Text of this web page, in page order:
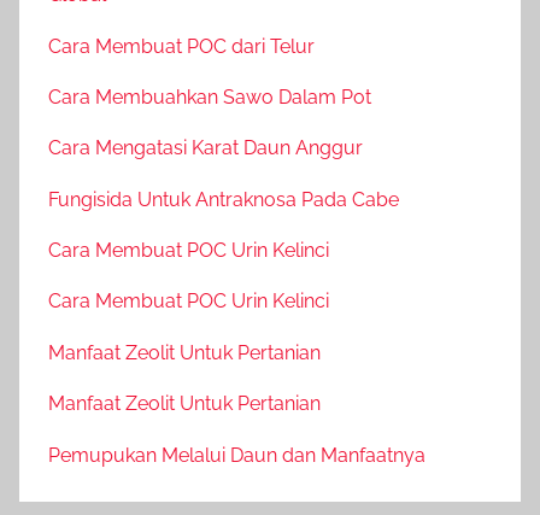
Cara Membuat POC dari Telur
Cara Membuahkan Sawo Dalam Pot
Cara Mengatasi Karat Daun Anggur
Fungisida Untuk Antraknosa Pada Cabe
Cara Membuat POC Urin Kelinci
Cara Membuat POC Urin Kelinci
Manfaat Zeolit Untuk Pertanian
Manfaat Zeolit Untuk Pertanian
Pemupukan Melalui Daun dan Manfaatnya